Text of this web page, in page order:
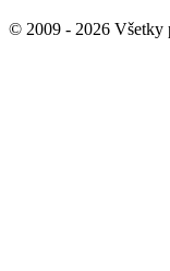
© 2009 - 2026 Všetky